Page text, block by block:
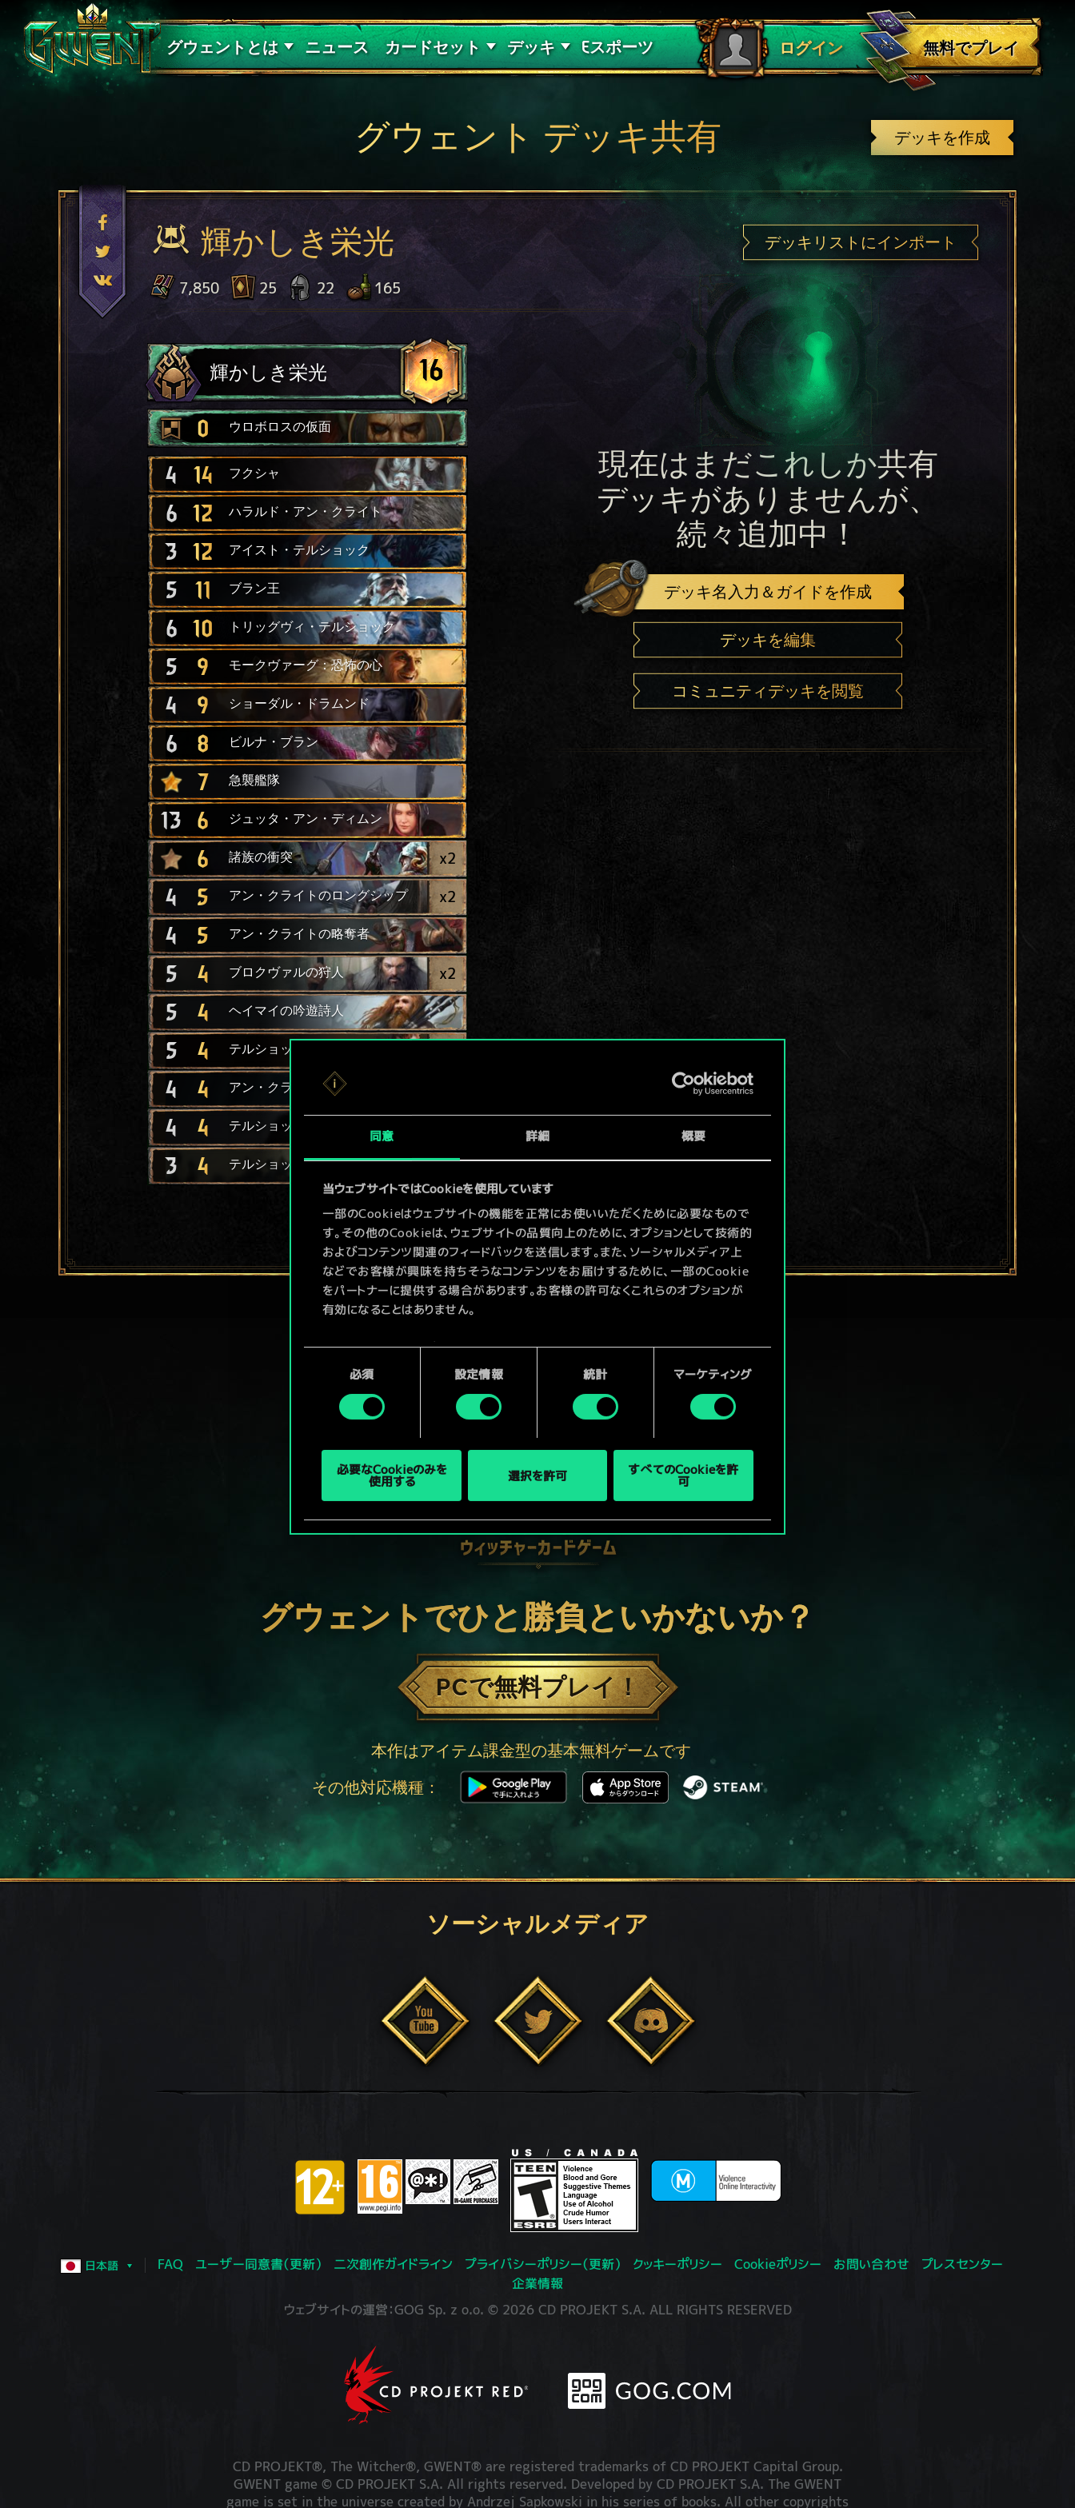
同意 詳細 概要
当ウェブサイトではCookieを使用しています
一部のCookieはウェブサイトの機能を正常にお使いいただくために必要なもので
す。その他のCookieは、ウェブサイトの品質向上のために、オプションとして技術的
およびコンテンツ関連のフィードバックを送信します。また、ソーシャルメディア上
などでお客様が興味を持ちそうなコンテンツをお届けするために、一部のCookie
をパートナーに提供する場合があります。お客様の許可なくこれらのオプションが
有効になることはありません。
Cookieの使用およびパフォーマンスの変更点に関する詳細は、下記の「設定」メニ
ューでご確認ください。
必須 設定情報 統計 マーケティング
必要なCookieのみを
使用する 選択を許可 すべてのCookieを許
可
グウェントとは
サポート
ニュース カードセット
紅き血の呪縛
デッキ
デッキガイド
Eスポーツ ログイン
ログアウト
無料でプレイ
デッキを作成
グウェント デッキ共有
輝かしき栄光 デッキリストにインポート
7,850 25 22 165
輝かしき栄光 16
0 ウロボロスの仮面
4 14 フクシャ
6 12 ハラルド・アン・クライト
3 12 アイスト・テルショック
5 11 ブラン王
6 10 トリッグヴィ・テルショック
5 9 モークヴァーグ：恐怖の心
4 9 ショーダル・ドラムンド
6 8 ビルナ・ブラン
7 急襲艦隊
13 6 ジュッタ・アン・ディムン
6 諸族の衝突 x2
4 5 アン・クライトのロングシップ x2
4 5 アン・クライトの略奪者
5 4 ブロクヴァルの狩人 x2
5 4 ヘイマイの吟遊詩人
5 4 テルショックの侵略者
4 4 アン・クライトの戦士
4 4 テルショックの斧兵
3 4 テルショックの散兵 x2
現在はまだこれしか共有
デッキがありませんが、
続々追加中！
デッキ名入力＆ガイドを作成
デッキを編集
コミュニティデッキを閲覧
グウェントでひと勝負といかないか？
PCで無料プレイ！
本作はアイテム課金型の基本無料ゲームです
その他対応機種：
ソーシャルメディア
日本語 FAQ ユーザー同意書（更新） 二次創作ガイドライン プライバシーポリシー（更新） クッキーポリシー Cookieポリシー お問い合わせ
プレスセンター
企業情報
ウェブサイトの運営：GOG Sp. z o.o. © 2026 CD PROJEKT S.A. ALL RIGHTS RESERVED
CD PROJEKT®, The Witcher®, GWENT® are registered trademarks of CD PROJEKT Capital Group.
GWENT game © CD PROJEKT S.A. All rights reserved. Developed by CD PROJEKT S.A. The GWENT
game is set in the universe created by Andrzej Sapkowski in his series of books. All other copyrights